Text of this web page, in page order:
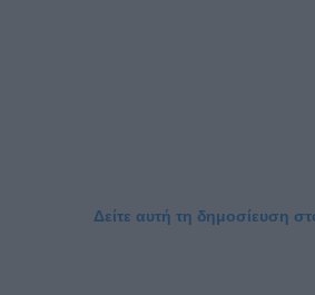
Δείτε αυτή τη δημοσίευση